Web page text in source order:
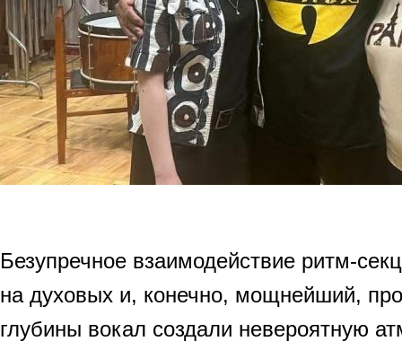
Безупречное взаимодействие ритм-
на духовых и, конечно, мощнейший,
глубины вокал создали невероятную